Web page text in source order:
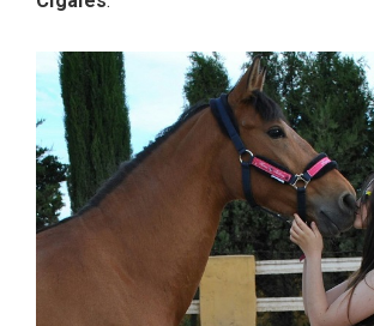
Noche de Terror en las
Moradillo de Roa